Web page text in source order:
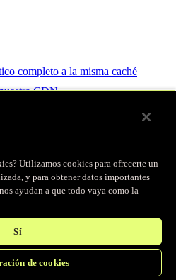
completo a la misma caché
CDN.
Fastly.
Utilizamos cookies para ofrecerte un
y para obtener datos importantes
ayudan a que todo vaya como la
Sí
de cookies